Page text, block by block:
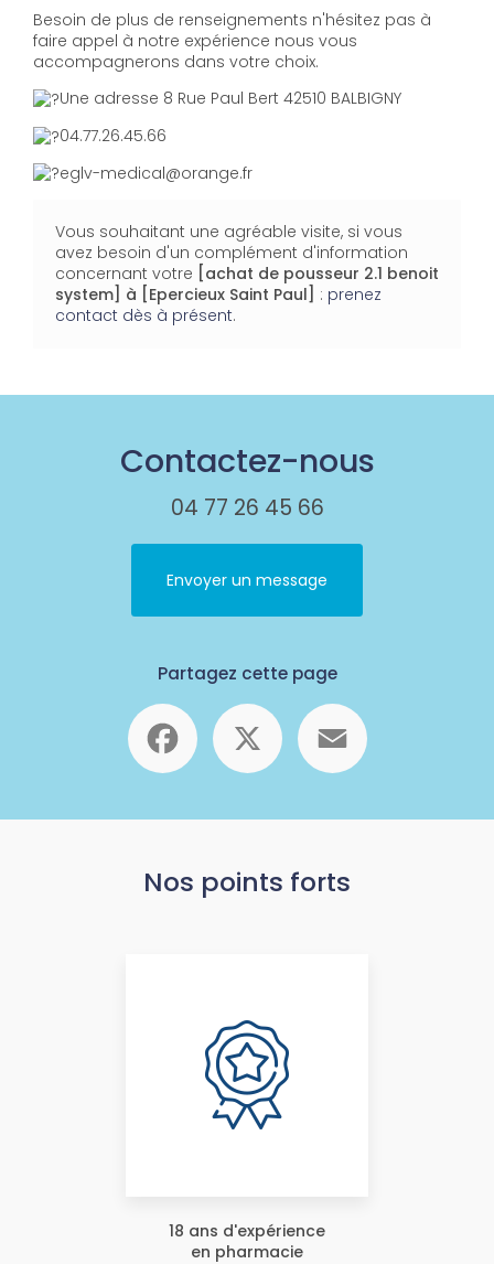
Besoin de plus de renseignements n'hésitez pas à
faire appel à notre expérience nous vous
accompagnerons dans votre choix.
Une adresse 8 Rue Paul Bert 42510 BALBIGNY
04.77.26.45.66
eglv-medical@orange.fr
Vous souhaitant une agréable visite, si vous
avez besoin d'un complément d'information
concernant votre
[achat de pousseur 2.1 benoit
system] à [Epercieux Saint Paul] : prenez
contact dès à présent.
Contactez-nous
04 77 26 45 66
Envoyer un message
Partagez cette page
Facebook
Nos points forts
18 ans d'expérience
en pharmacie